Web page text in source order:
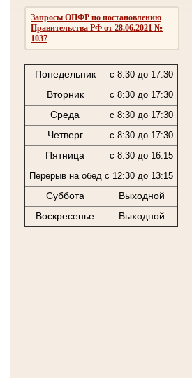
Запросы ОПФР по постановлению
Правительства РФ от 28.06.2021 №
1037
Понедельник с 8:30 до 17:30
Вторник с 8:30 до 17:30
Среда с 8:30 до 17:30
Четверг с 8:30 до 17:30
Пятница
с 8:30 до 16:15
Перерыв на обед с 12:30 до 13:15
Суббота
Выходной
Воскресенье
Выходной